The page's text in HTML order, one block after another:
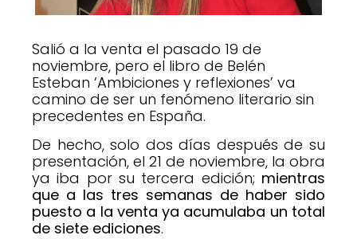
Salió a la venta el pasado 19 de
noviembre, pero el libro de Belén
Esteban ‘Ambiciones y reflexiones’ va
camino de ser un fenómeno literario sin
precedentes en España.
De hecho, solo dos días después de su
presentación, el 21 de noviembre, la obra
ya iba por su tercera edición; mientras
que a las tres semanas de haber sido
puesto a la venta ya acumulaba un total
de siete ediciones.